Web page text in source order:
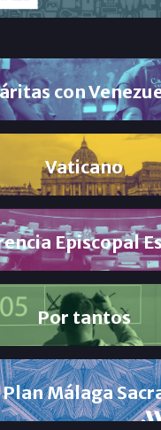
con
Vaticano
Episcopal
Por tantos
Plan Málaga